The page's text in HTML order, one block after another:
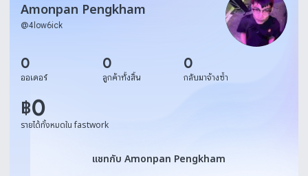
Amonpan Pengkham
@4low6ick
0
ออเดอร์
0
ลูกค้าทั้งสิ้น
0
กลับมาจ้างซ้ำ
฿0
รายได้ทั้งหมดใน fastwork
แชทกับ Amonpan
แชทกับ Amonpan Pengkham